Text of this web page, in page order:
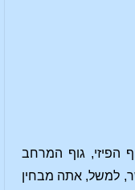
הפיזי, גוף המרחב
למשל, אתה מבחין